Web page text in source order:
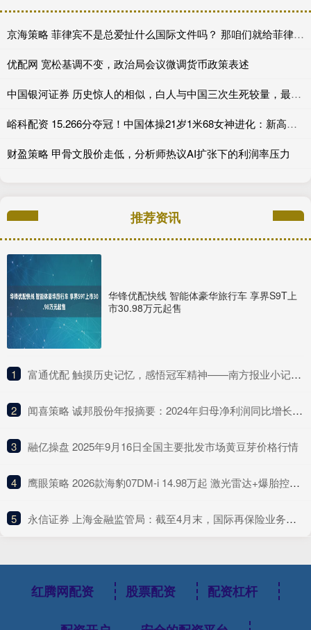
京海策略 菲律宾不是总爱扯什么国际文件吗？ 那咱们就给菲律宾科普科普真实有效的
优配网 宽松基调不变，政治局会议微调货币政策表述
中国银河证券 历史惊人的相似，白人与中国三次生死较量，最终都以“灭族”收场
峪科配资 15.266分夺冠！中国体操21岁1米68女神进化：新高低杠公主上线
财盈策略 甲骨文股价走低，分析师热议AI扩张下的利润率压力
推荐资讯
华锋优配快线 智能体豪华旅行车 享界S9T上
市30.98万元起售
1 ​富通优配 触摸历史记忆，感悟冠军精神——南方报业小记者探营广东体育博物馆
2 ​闻喜策略 诚邦股份年报摘要：2024年归母净利润同比增长7.97%
3 ​融亿操盘 2025年9月16日全国主要批发市场黄豆芽价格行情
4 ​鹰眼策略 2026款海豹07DM-i 14.98万起 激光雷达+爆胎控制+1585km续航+云辇-C
5 ​永信证券 上海金融监管局：截至4月末，国际再保险业务平台累计交易保费近16亿元
红腾网配资 股票配资 配资杠杆